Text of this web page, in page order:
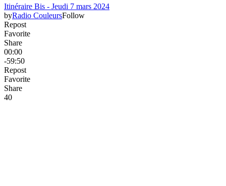
Itinéraire Bis - Jeudi 7 mars 2024
byRadio CouleursFollow
Repost
Favorite
Share
00:00
-59:50
Repost
Favorite
Share
40